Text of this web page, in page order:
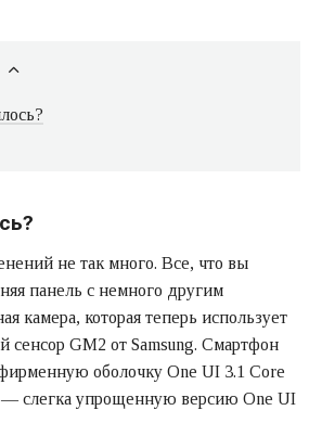
не так много. Все, что вы
панель с немного другим
камера, которая теперь использует
сенсор GM2 от Samsung. Смартфон
оболочку One UI 3.1 Core
— слегка упрощенную версию One UI